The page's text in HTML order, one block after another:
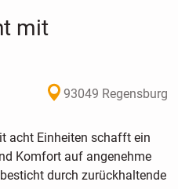
mit
93049 Regensburg
acht Einheiten schafft ein
Komfort auf angenehme
durch zurückhaltende